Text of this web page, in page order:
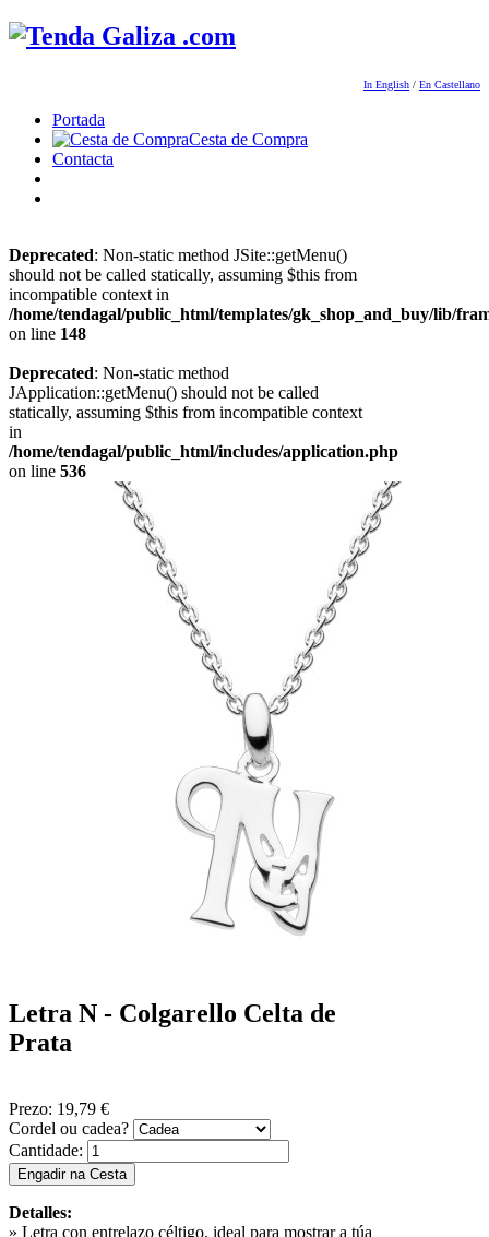
In English / En Castellano
Portada
Cesta de Compra
Contacta
Deprecated: Non-static method JSite::getMenu()
should not be called statically, assuming $this from
incompatible context in
/home/tendagal/public_html/templates/gk_shop_and_buy/lib/
on line 148
Deprecated: Non-static method
JApplication::getMenu() should not be called
statically, assuming $this from incompatible context
in
/home/tendagal/public_html/includes/application.php
on line 536
Letra N - Colgarello Celta de
Prata
Prezo: 19,79 €
Cordel ou cadea?
Cantidade:
Detalles:
» Letra con entrelazo céltigo, ideal para mostrar a túa